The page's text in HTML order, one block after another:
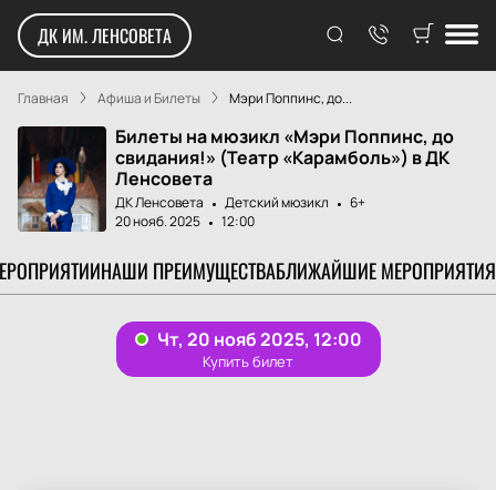
ДК ИМ. ЛЕНСОВЕТА
Главная Афиша и Билеты Мэри Поппинс, до...
Билеты на мюзикл «Мэри Поппинс, до
свидания!» (Театр «Карамболь») в ДК
Ленсовета
ДК Ленсовета Детский мюзикл
6+
20 нояб. 2025
12:00
НАШИ ПРЕИМУЩЕСТВАБЛИЖАЙШИЕ МЕРОПРИЯТИЯ